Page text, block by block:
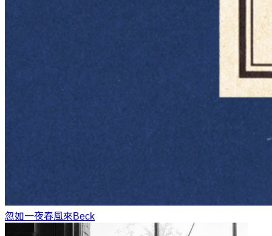
忽如一夜春風來Beck